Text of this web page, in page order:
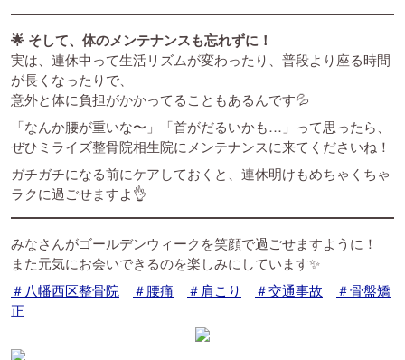
🌟 そして、体のメンテナンスも忘れずに！
実は、連休中って生活リズムが変わったり、普段より座る時間
が長くなったりで、
意外と体に負担がかかってることもあるんです💦
「なんか腰が重いな〜」「首がだるいかも…」って思ったら、
ぜひミライズ整骨院相生院にメンテナンスに来てくださいね！
ガチガチになる前にケアしておくと、連休明けもめちゃくちゃ
ラクに過ごせますよ👌
みなさんがゴールデンウィークを笑顔で過ごせますように！
また元気にお会いできるのを楽しみにしています✨
＃八幡西区整骨院
＃腰痛 ＃肩こり ＃交通事故
＃骨盤矯
正